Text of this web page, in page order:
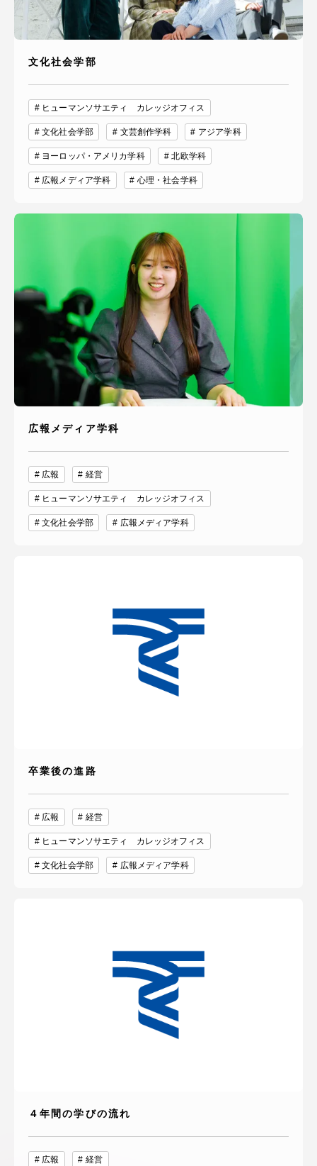
文化社会学部
ヒューマンソサエティ カレッジオフィス
文化社会学部 文芸創作学科 アジア学科
ヨーロッパ・アメリカ学科 北欧学科
広報メディア学科 心理・社会学科
広報メディア学科
広報 経営
ヒューマンソサエティ カレッジオフィス
文化社会学部 広報メディア学科
卒業後の進路
広報 経営
ヒューマンソサエティ カレッジオフィス
文化社会学部 広報メディア学科
４年間の学びの流れ
広報 経営